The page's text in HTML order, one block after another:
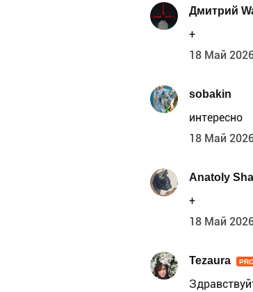
Дмитрий
+
18 Май
sobakin
интересно
18 Май
Anatoly
+
18 Май
Tezaura